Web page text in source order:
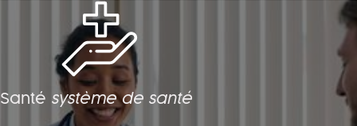
Santé système de santé